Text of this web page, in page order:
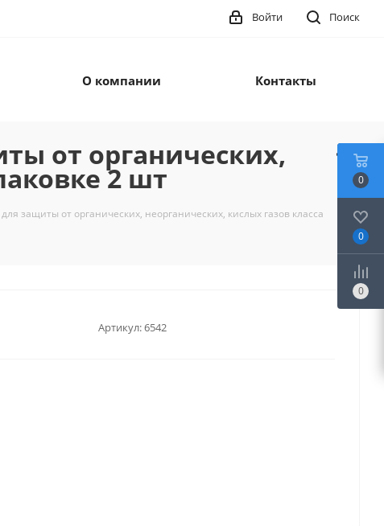
Поиск
Войти
О компании Контакты
от органических,
2 шт
защиты от органических, неорганических, кислых газов класса
Артикул:6542
0
0
0